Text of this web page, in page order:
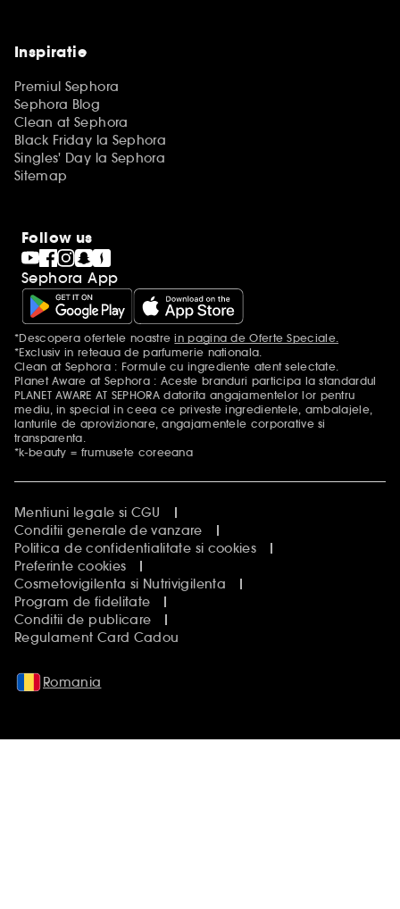
Inspiratie
Premiul Sephora
Sephora Blog
Clean at Sephora
Black Friday la Sephora
Singles' Day la Sephora
Sitemap
Follow us
Sephora App
Mentiuni aditionale
*Descopera ofertele noastrein pagina de Oferte Speciale.
*Exclusiv in reteaua de parfumerie nationala.
Clean at Sephora : Formule cu ingrediente atent selectate.
Planet Aware at Sephora : Aceste branduri participa la standardul
PLANET AWARE AT SEPHORA datorita angajamentelor lor pentru
mediu, in special in ceea ce priveste ingredientele, ambalajele,
lanturile de aprovizionare, angajamentele corporative si
transparenta.
*k-beauty = frumusete coreeana
Mentiuni legale si CGU
Conditii generale de vanzare
Politica de confidentialitate si cookies
Preferinte cookies
Cosmetovigilenta si Nutrivigilenta
Program de fidelitate
Conditii de publicare
Regulament Card Cadou
Romania